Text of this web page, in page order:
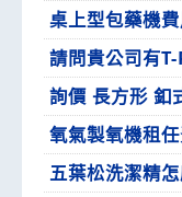
桌上型包藥機費
請問貴公司有T-
詢價 長方形 釦
氧氣製氧機租
五葉松洗潔精